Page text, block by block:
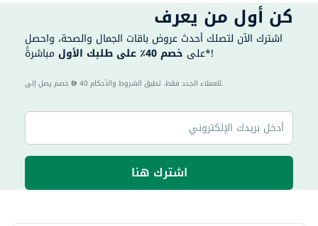
كن أول من يعرف
اشترك الآن لتصلك أحدث عروض باقات الجمال والصحة، واحصل
على خصم 40٪ على طلبك الأول مباشرةً*!
40 للعملاء الجدد فقط. تطبق الشروط والأحكام.
اشترك هنا